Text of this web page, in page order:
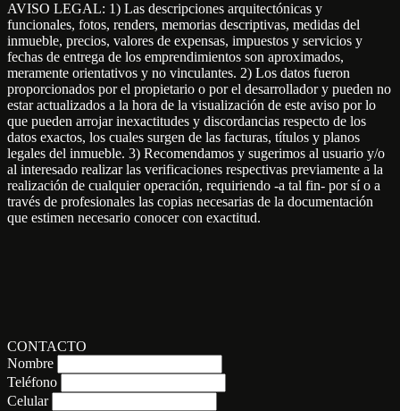
AVISO LEGAL: 1) Las descripciones arquitectónicas y
funcionales, fotos, renders, memorias descriptivas, medidas del
inmueble, precios, valores de expensas, impuestos y servicios y
fechas de entrega de los emprendimientos son aproximados,
meramente orientativos y no vinculantes. 2) Los datos fueron
proporcionados por el propietario o por el desarrollador y pueden no
estar actualizados a la hora de la visualización de este aviso por lo
que pueden arrojar inexactitudes y discordancias respecto de los
datos exactos, los cuales surgen de las facturas, títulos y planos
legales del inmueble. 3) Recomendamos y sugerimos al usuario y/o
al interesado realizar las verificaciones respectivas previamente a la
realización de cualquier operación, requiriendo -a tal fin- por sí o a
través de profesionales las copias necesarias de la documentación
que estimen necesario conocer con exactitud.
CONTACTO
Nombre
Teléfono
Celular